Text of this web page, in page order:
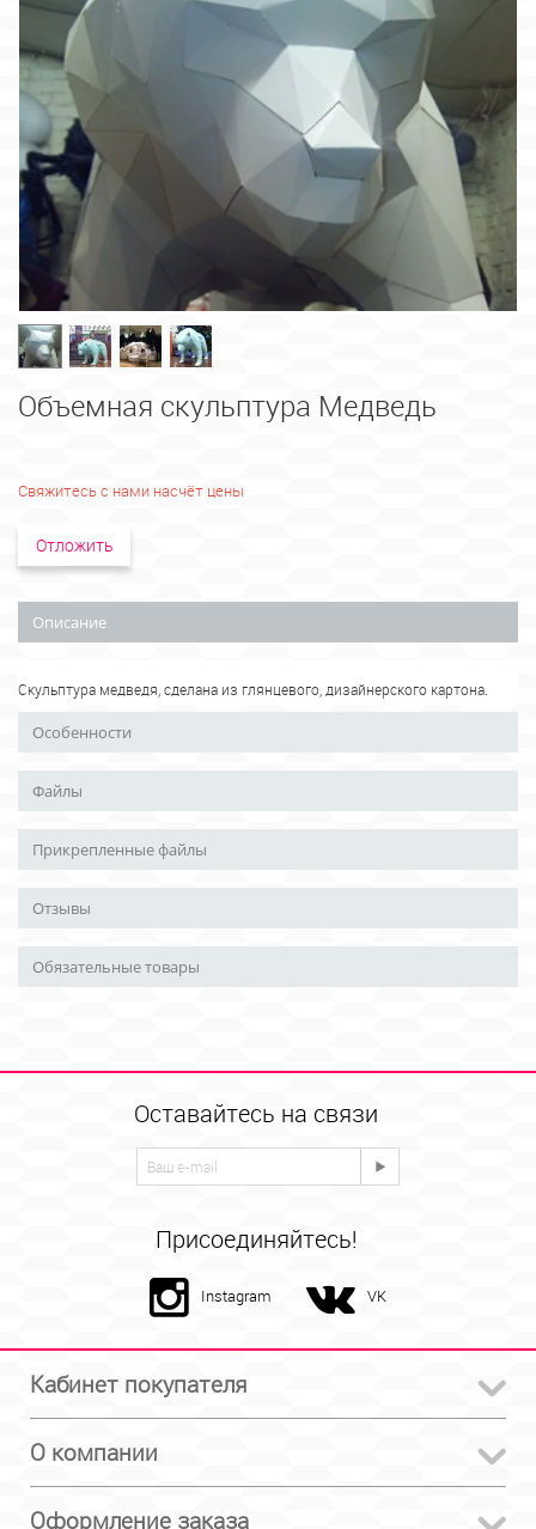
Объемная скульптура Медведь
Свяжитесь с нами насчёт цены
Отложить
Описание
Скульптура медведя, сделана из глянцевого, дизайнерского картона.
Особенности
Файлы
Прикрепленные файлы
Отзывы
Обязательные товары
Оставайтесь на связи
Присоединяйтесь!
Instagram VK
Кабинет покупателя
О компании
Оформление заказа